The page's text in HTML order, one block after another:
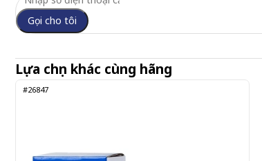
Gọi cho tôi
Lựa chọn khác cùng hãng
#26847